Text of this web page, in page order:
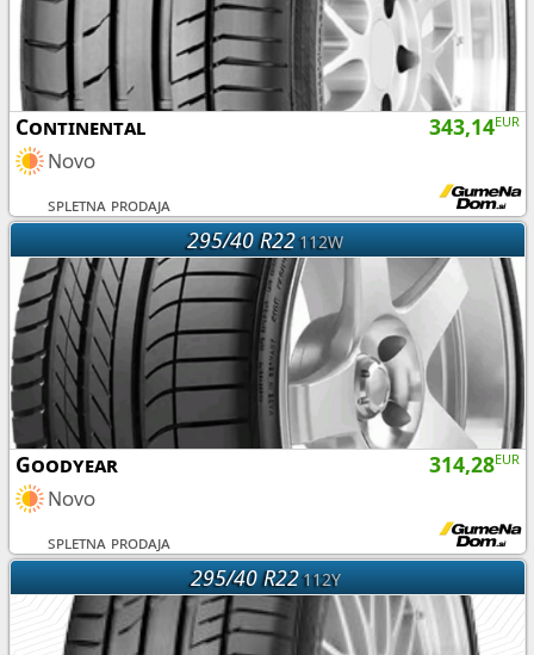
343,14EUR
Continental
Novo
spletna prodaja
295/40 R22112W
314,28EUR
Goodyear
Novo
spletna prodaja
295/40 R22112Y